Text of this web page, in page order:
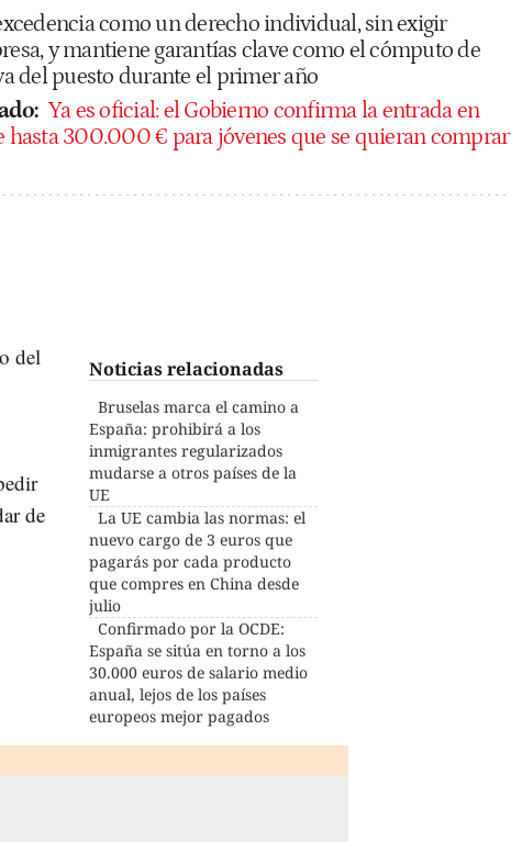
como un derecho individual, sin exigir
y mantiene garantías clave como el cómputo de
del puesto durante el primer año
Ya es oficial: el Gobierno confirma la entrada en
hasta 300.000 € para jóvenes que se quieran comprar
Noticias relacionadas
Bruselas marca el camino a
España: prohibirá a los
inmigrantes regularizados
mudarse a otros países de la
UE
La UE cambia las normas: el
nuevo cargo de 3 euros que
pagarás por cada producto
que compres en China desde
julio
Confirmado por la OCDE:
España se sitúa en torno a los
30.000 euros de salario medio
anual, lejos de los países
europeos mejor pagados
del
de